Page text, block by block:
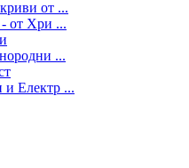
от ...
- от Хри ...
...
Електр ...